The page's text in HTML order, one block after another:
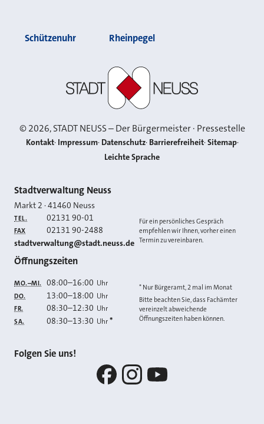
Schützenuhr Rheinpegel
©2026, STADT NEUSS – Der Bürgermeister · Pressestelle
Kontakt Impressum Datenschutz Barrierefreiheit Sitemap
Leichte Sprache
Kontakt
Stadtverwaltung Neuss
Markt 2 ·41460 Neuss
TEL. 02131 90-01
FAX 02131 90-2488
E-MAIL
stadtverwaltung@stadt.neuss.de
Für ein persönliches Gespräch
empfehlen wir Ihnen, vorher einen
Termin zu vereinbaren.
Öffnungszeiten
MO.–MI. 08:00–16:00 Uhr
DO. 13:00–18:00 Uhr
FR. 08:30–12:30 Uhr
SA. 08:30–13:30 Uhr *
* Nur Bürgeramt, 2 mal im Monat
Bitte beachten Sie, dass Fachämter
vereinzelt abweichende
Öffnungszeiten haben können.
Folgen Sie uns!